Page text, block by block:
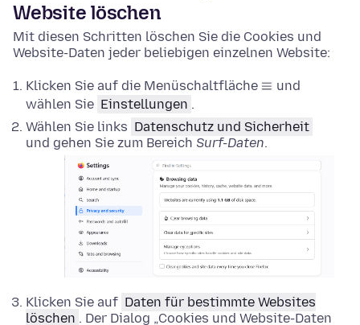
Website löschen
Mit diesen Schritten löschen Sie die Cookies und
Website-Daten jeder beliebigen einzelnen Website:
Klicken Sie auf die Menüschaltfläche
und
wählen Sie Einstellungen .
Wählen Sie links Datenschutz und Sicherheit
und gehen Sie zum Bereich Surf-Daten.
Klicken Sie auf Daten für bestimmte Websites
löschen . Der Dialog „Cookies und Website-Daten